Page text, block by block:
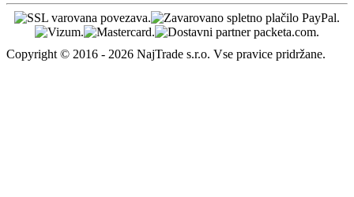
Copyright © 2016 - 2026 NajTrade s.r.o. Vse pravice pridržane.